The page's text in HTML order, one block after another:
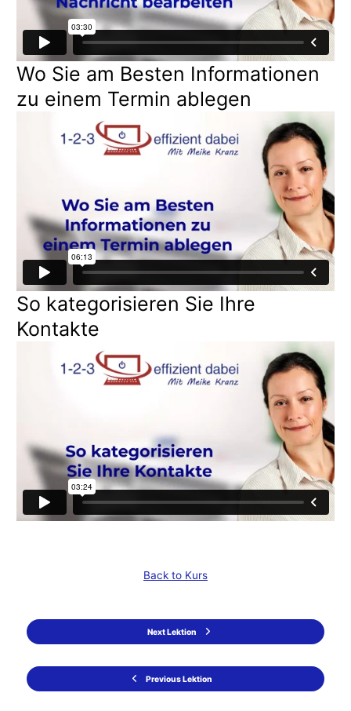
Wo Sie am Besten Informationen
zu einem Termin ablegen
So kategorisieren Sie Ihre
Kontakte
Previous Lektion
Back to Kurs
Next Lektion